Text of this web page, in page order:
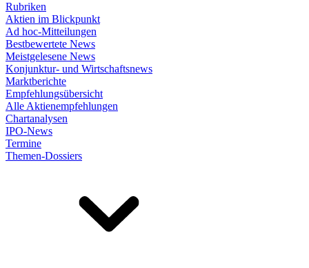
Rubriken
Aktien im Blickpunkt
Ad hoc-Mitteilungen
Bestbewertete News
Meistgelesene News
Konjunktur- und Wirtschaftsnews
Marktberichte
Empfehlungsübersicht
Alle Aktienempfehlungen
Chartanalysen
IPO-News
Termine
Themen-Dossiers